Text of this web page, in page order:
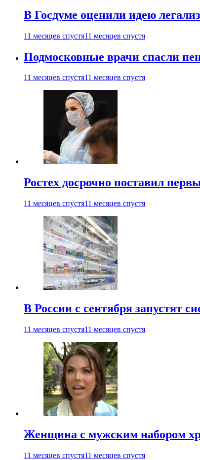
В Госдуме оценили идею
11 месяцев спустя11 месяцев спустя
Подмосковные врачи спасли
11 месяцев спустя11 месяцев спустя
Ростех досрочно поставил
11 месяцев спустя11 месяцев спустя
В России с сентября запустят
11 месяцев спустя11 месяцев спустя
Женщина с мужским набором
11 месяцев спустя11 месяцев спустя